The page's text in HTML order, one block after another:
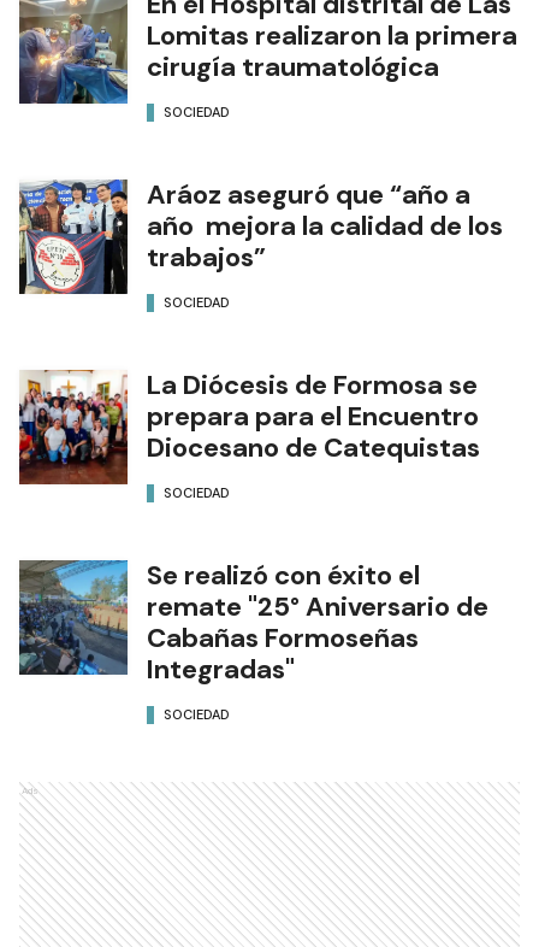
Lomitas realizaron la primera
cirugía traumatológica
SOCIEDAD
Aráoz aseguró que “año a
año mejora la calidad de los
trabajos”
SOCIEDAD
La Diócesis de Formosa se
prepara para el Encuentro
Diocesano de Catequistas
SOCIEDAD
Se realizó con éxito el
remate "25° Aniversario de
Cabañas Formoseñas
Integradas"
SOCIEDAD
Ads